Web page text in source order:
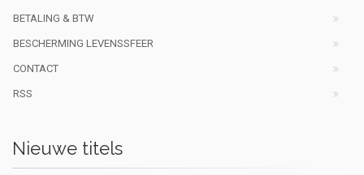
BETALING & BTW
BESCHERMING LEVENSSFEER
CONTACT
RSS
Nieuwe titels